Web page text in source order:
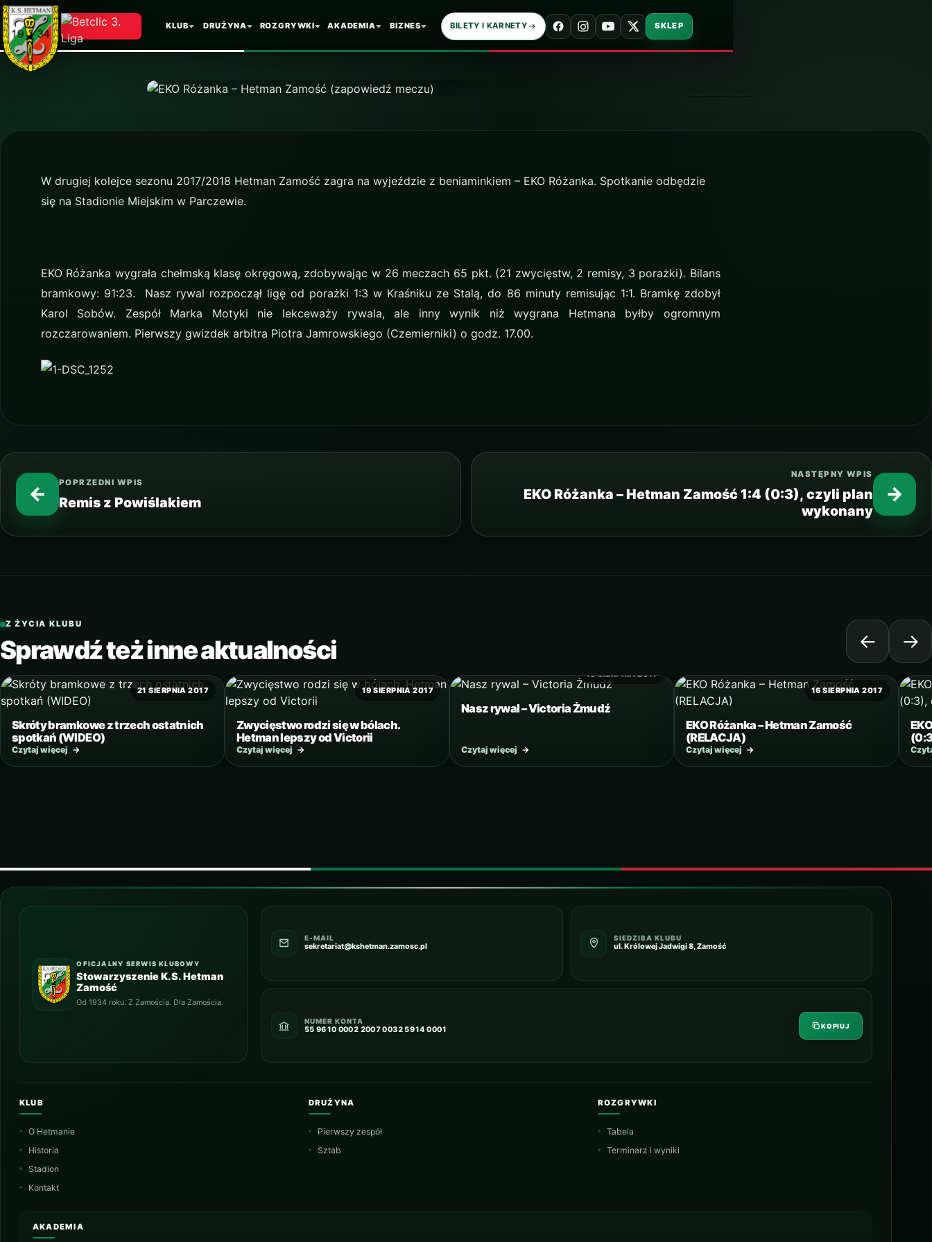
KLUB DRUŻYNA ROZGRYWKI AKADEMIA BIZNES BILETY I KARNETY SKLEP
EKO Różanka – Hetman Zamość
(zapowiedź meczu)
W drugiej kolejce sezonu 2017/2018 Hetman Zamość zagra na wyjeździe z beniaminkiem – EKO Różanka. Spotkanie odbędzie
się na Stadionie Miejskim w Parczewie.
EKO Różanka wygrała chełmską klasę okręgową, zdobywając w 26 meczach 65 pkt. (21 zwycięstw, 2 remisy, 3 porażki). Bilans
bramkowy: 91:23. Nasz rywal rozpoczął ligę od porażki 1:3 w Kraśniku ze Stalą, do 86 minuty remisując 1:1. Bramkę zdobył
Karol Sobów. Zespół Marka Motyki nie lekceważy rywala, ale inny wynik niż wygrana Hetmana byłby ogromnym
rozczarowaniem. Pierwszy gwizdek arbitra Piotra Jamrowskiego (Czemierniki) o godz. 17.00.
← POPRZEDNI WPIS
Remis z Powiślakiem
NASTĘPNY WPIS
EKO Różanka – Hetman Zamość 1:4 (0:3), czyli plan
wykonany
→
Z ŻYCIA KLUBU
Sprawdź też inne aktualności ← →
21 SIERPNIA 2017
Skróty bramkowe z trzech ostatnich
spotkań (WIDEO)
Czytaj więcej →
19 SIERPNIA 2017
Zwycięstwo rodzi się w bólach.
Hetman lepszy od Victorii
Czytaj więcej →
18 SIERPNIA 2017
Nasz rywal – Victoria Żmudź
Czytaj więcej →
16 SIERPNIA 2017
EKO Różanka – Hetman Zamość
(RELACJA)
Czytaj więcej →
OFICJALNY SERWIS KLUBOWY
Stowarzyszenie K.S. Hetman
Zamość
Od 1934 roku. Z Zamościa. Dla Zamościa.
E-MAIL
sekretariat@kshetman.zamosc.pl
SIEDZIBA KLUBU
ul. Królowej Jadwigi 8, Zamość
NUMER KONTA
55 9610 0002 2007 0032 5914 0001 KOPIUJ
KLUB
O Hetmanie
Historia
Stadion
Kontakt
DRUŻYNA
Pierwszy zespół
Sztab
ROZGRYWKI
Tabela
Terminarz i wyniki
AKADEMIA